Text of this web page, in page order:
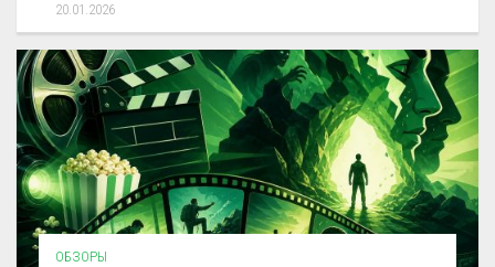
20.01.2026
ОБЗОРЫ